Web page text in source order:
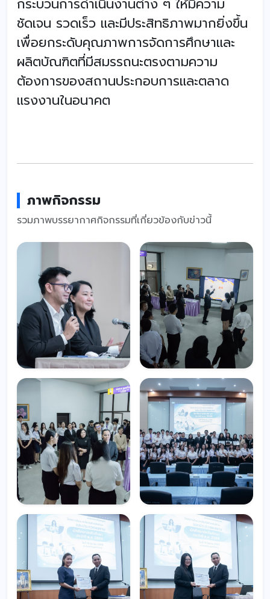
กระบวนการดำเนินงานต่าง ๆ ให้มีความ
ชัดเจน รวดเร็ว และมีประสิทธิภาพมากยิ่งขึ้น
เพื่อยกระดับคุณภาพการจัดการศึกษาและ
ผลิตบัณฑิตที่มีสมรรถนะตรงตามความ
ต้องการของสถานประกอบการและตลาด
แรงงานในอนาคต
ภาพกิจกรรม
รวมภาพบรรยากาศกิจกรรมที่เกี่ยวข้องกับข่าวนี้